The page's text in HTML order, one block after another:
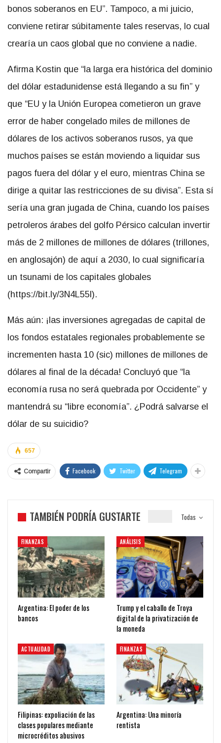
bonos soberanos en EU . Tampoco, a mi juicio,
conviene retirar súbitamente tales reservas, lo cual
crearía un caos global que no conviene a nadie.
Afirma Kostin que
la larga era histórica del dominio
del dólar estadunidense está llegando a su fin y
que
EU y la Unión Europea cometieron un grave
error de haber congelado miles de millones de
dólares de los activos soberanos rusos, ya que
muchos países se están moviendo a liquidar sus
pagos fuera del dólar y el euro, mientras China se
dirige a quitar las restricciones de su divisa . Esta sí
sería una gran jugada de China, cuando los países
petroleros árabes del golfo Pérsico calculan invertir
más de 2 millones de millones de dólares (trillones,
en anglosajón) de aquí a 2030, lo cual significaría
un tsunami de los capitales globales
(https://bit.ly/3N4L55l).
Más aún: ¡las inversiones agregadas de capital de
los fondos estatales regionales probablemente se
incrementen hasta 10 (sic) millones de millones de
dólares al final de la década! Concluyó que
la
economía rusa no será quebrada por Occidente y
mantendrá su
libre economía . ¿Podrá salvarse el
dólar de su suicidio?
657
Compartir Facebook Twitter Telegram
Todas
TAMBIÉN PODRÍA GUSTARTE
FINANZAS
Argentina: El poder de los
bancos
ANÁLISIS
Trump y el caballo de Troya
digital de la privatización de
la moneda
ACTUALIDAD
Filipinas: expoliación de las
clases populares mediante
microcréditos abusivos
FINANZAS
Argentina: Una minoría
rentista